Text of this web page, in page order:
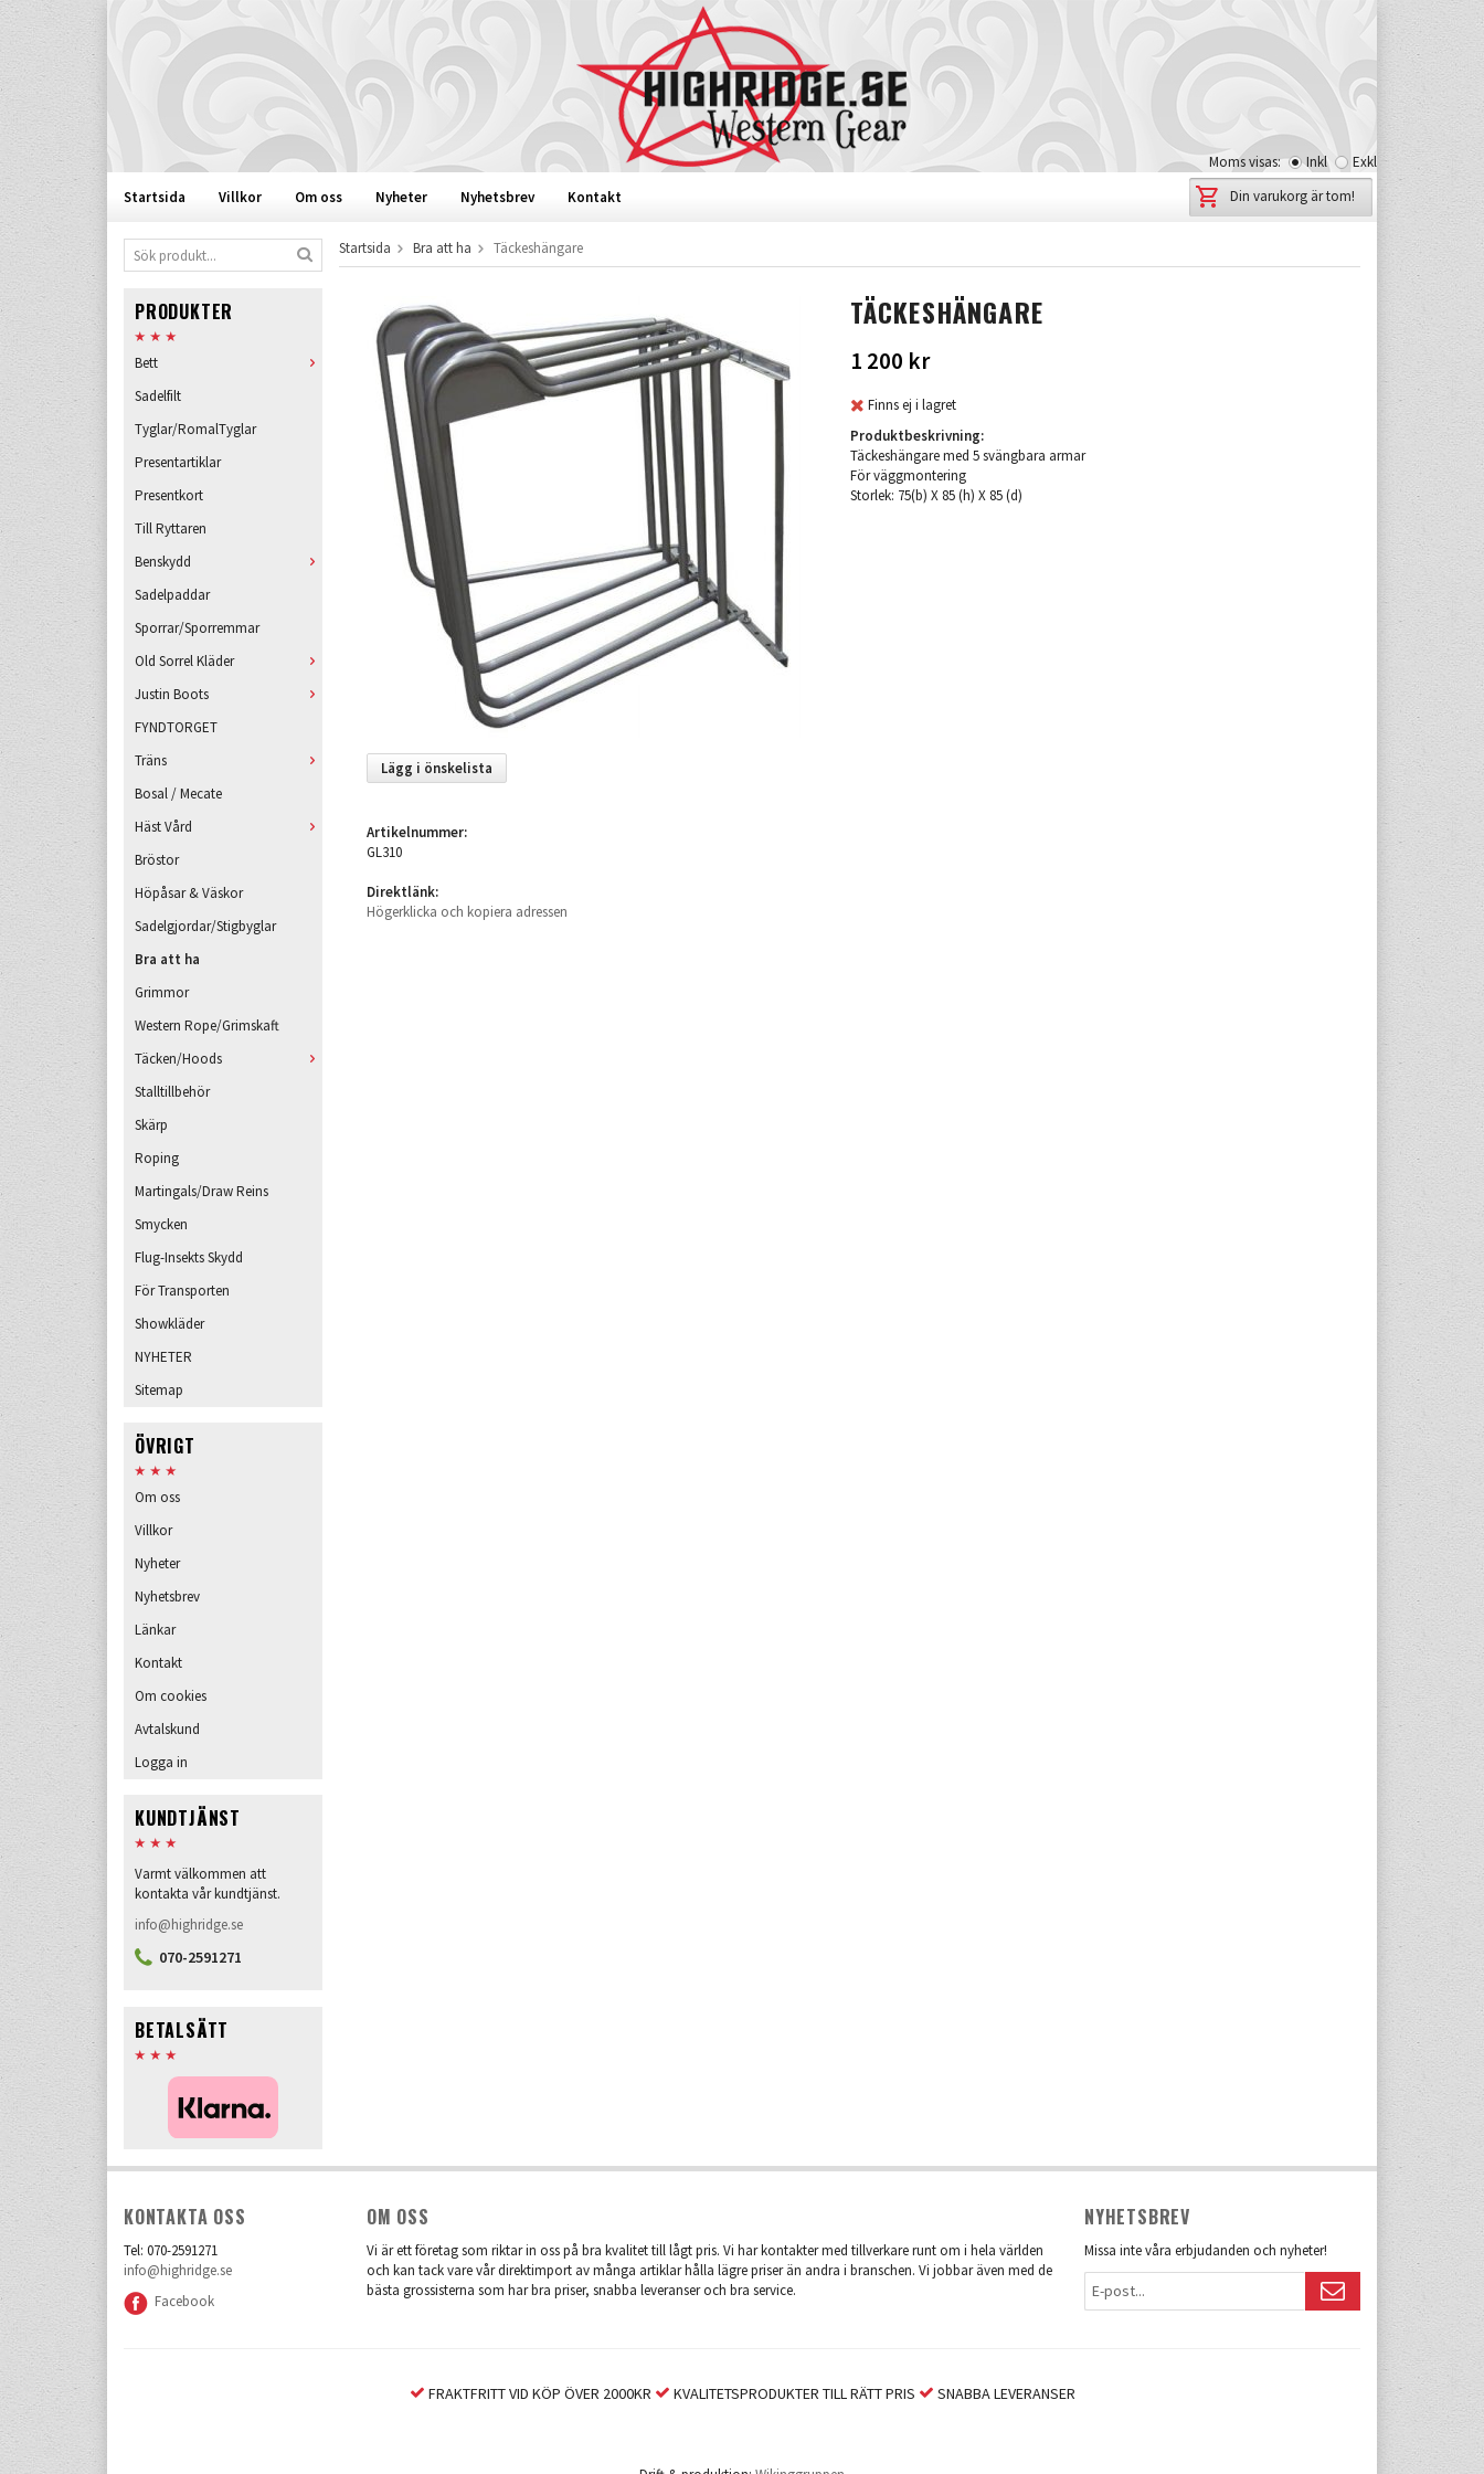
Moms visas: Inkl
Exkl
Startsida
Villkor Om oss Nyheter Nyhetsbrev Kontakt Din varukorg är tom!
PRODUKTER
Bett
Sadelfilt
Tyglar/RomalTyglar
Presentartiklar
Presentkort
Till Ryttaren
Benskydd
Sadelpaddar
Sporrar/Sporremmar
Old Sorrel Kläder
Justin Boots
FYNDTORGET
Träns
Bosal / Mecate
Häst Vård
Bröstor
Höpåsar & Väskor
Sadelgjordar/Stigbyglar
Bra att ha
Grimmor
Western Rope/Grimskaft
Täcken/Hoods
Stalltillbehör
Skärp
Roping
Martingals/Draw Reins
Smycken
Flug-Insekts Skydd
För Transporten
Showkläder
NYHETER
Sitemap
ÖVRIGT
Om oss
Villkor
Nyheter
Nyhetsbrev
Länkar
Kontakt
Om cookies
Avtalskund
Logga in
KUNDTJÄNST
Varmt välkommen att
kontakta vår kundtjänst.
info@highridge.se
070-2591271
BETALSÄTT
Startsida Bra att ha Täckeshängare
TÄCKESHÄNGARE
1 200 kr
Finns ej i lagret
Produktbeskrivning:
Täckeshängare med 5 svängbara armar
För väggmontering
Storlek: 75(b) X 85 (h) X 85 (d)
Lägg i önskelista
Artikelnummer:
GL310
Direktlänk:
Högerklicka och kopiera adressen
KONTAKTA OSS
Tel: 070-2591271
info@highridge.se
Facebook
NYHETSBREV
Missa inte våra erbjudanden och nyheter!
OM OSS
Vi är ett företag som riktar in oss på bra kvalitet till lågt pris. Vi har kontakter med tillverkare runt om i hela världen
och kan tack vare vår direktimport av många artiklar hålla lägre priser än andra i branschen. Vi jobbar även med de
bästa grossisterna som har bra priser, snabba leveranser och bra service.
FRAKTFRITT VID KÖP ÖVER 2000KR KVALITETSPRODUKTER TILL RÄTT PRIS SNABBA LEVERANSER